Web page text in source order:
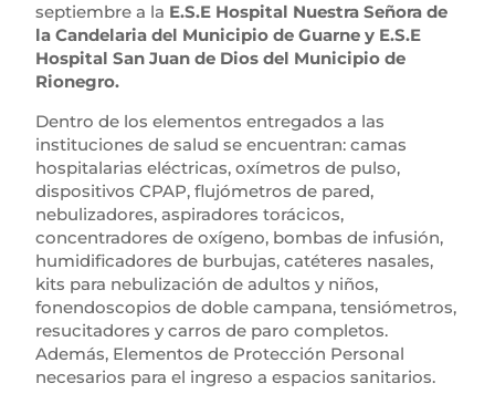
septiembre a la E.S.E Hospital Nuestra Señora de
la Candelaria del Municipio de Guarne y E.S.E
Hospital San Juan de Dios del Municipio de
Rionegro.
Dentro de los elementos entregados a las
instituciones de salud se encuentran: camas
hospitalarias eléctricas, oxímetros de pulso,
dispositivos CPAP, flujómetros de pared,
nebulizadores, aspiradores torácicos,
concentradores de oxígeno, bombas de infusión,
humidificadores de burbujas, catéteres nasales,
kits para nebulización de adultos y niños,
fonendoscopios de doble campana, tensiómetros,
resucitadores y carros de paro completos.
Además, Elementos de Protección Personal
necesarios para el ingreso a espacios sanitarios.